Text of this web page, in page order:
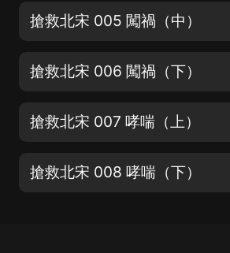
搶救北宋 005 闖禍（中）
搶救北宋 006 闖禍（下）
搶救北宋 007 哮喘（上）
搶救北宋 008 哮喘（下）